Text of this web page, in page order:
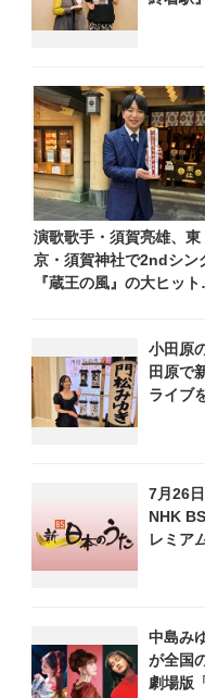
演歌歌手・須賀亮雄、東
京・須賀神社で2ndシン
『蔵王の風』の大ヒット
小田原
田原で
ライブ
7月26
NHK
レミア
中島み
が全国
劇場版